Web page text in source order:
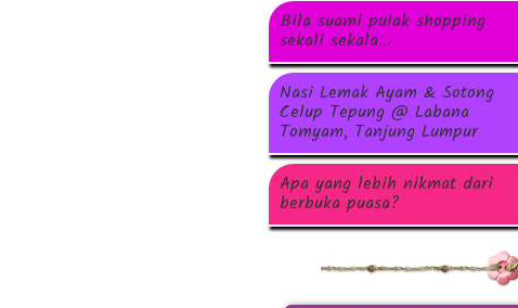
Bila suami pulak shopping
sekali sekala...
Nasi Lemak Ayam & Sotong
Celup Tepung @ Labana
Tomyam, Tanjung Lumpur
Apa yang lebih nikmat dari
berbuka puasa?